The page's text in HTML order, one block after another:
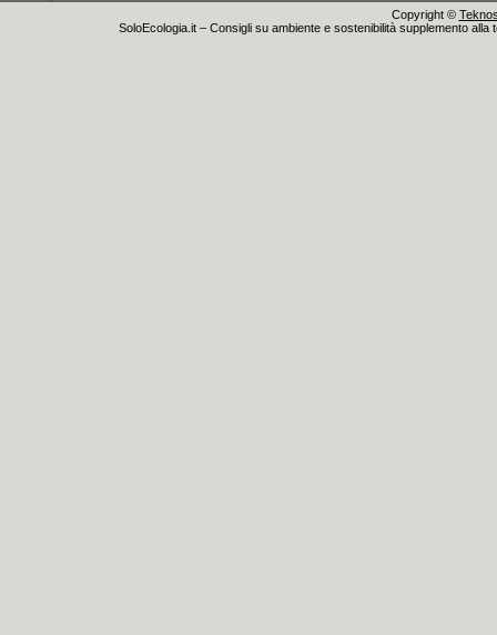
Copyright ©
SoloEcologia.it – Consigli su ambiente e sostenibilità supplemento